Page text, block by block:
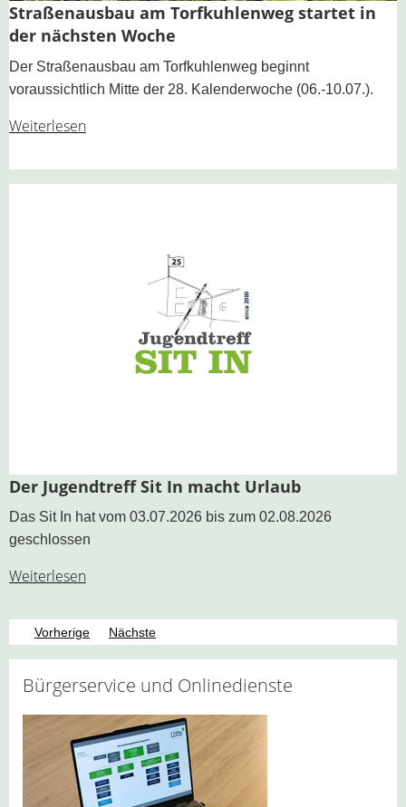
Straßenausbau am Torfkuhlenweg startet in
der nächsten Woche
Der Straßenausbau am Torfkuhlenweg beginnt
voraussichtlich Mitte der 28. Kalenderwoche (06.-10.07.).
Weiterlesen
Der Jugendtreff Sit In macht Urlaub
Das Sit In hat vom 03.07.2026 bis zum 02.08.2026
geschlossen
Weiterlesen
Vorherige Nächste
Bürgerservice und Onlinedienste